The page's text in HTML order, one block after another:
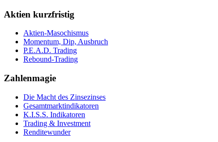
Aktien kurzfristig
Aktien-Masochismus
Momentum, Dip, Ausbruch
P.E.A.D. Trading
Rebound-Trading
Zahlenmagie
Die Macht des Zinsezinses
Gesamtmarktindikatoren
K.I.S.S. Indikatoren
Trading & Investment
Renditewunder